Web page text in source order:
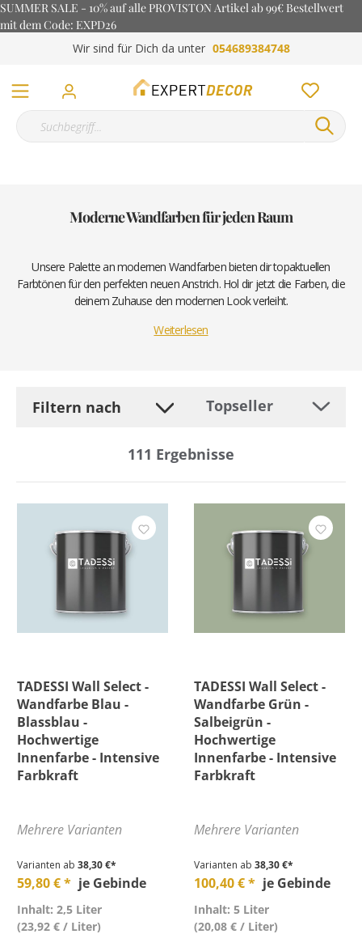
SUMMER SALE - 10% auf alle PROVISTON Artikel ab 99€ Bestellwert
mit dem Code: EXPD26
Wir sind für Dich da unter 054689384748
Moderne Wandfarben für jeden Raum
Unsere Palette an modernen Wandfarben bieten dir topaktuellen
Farbtönen für den perfekten neuen Anstrich. Hol dir jetzt die Farben, die
deinem Zuhause den modernen Look verleiht.
Weiterlesen
Filtern nach
111 Ergebnisse
Versandkostenfrei
TADESSI Wall Select -
Wandfarbe Blau -
Blassblau -
Hochwertige
Innenfarbe - Intensive
Farbkraft
Mehrere Varianten
Varianten ab 38,30 €*
59,80 € * je Gebinde
Inhalt: 2,5 Liter
(23,92 € / Liter)
TADESSI Wall Select -
Wandfarbe Grün -
Salbeigrün -
Hochwertige
Innenfarbe - Intensive
Farbkraft
Mehrere Varianten
Varianten ab 38,30 €*
100,40 € * je Gebinde
Inhalt: 5 Liter
(20,08 € / Liter)